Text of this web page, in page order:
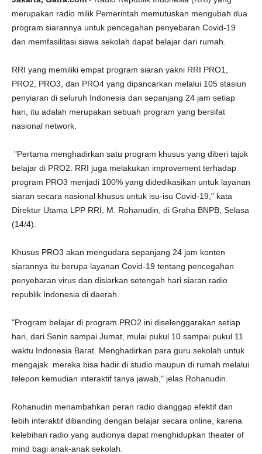
merupakan radio milik Pemerintah memutuskan mengubah dua
program siarannya untuk pencegahan penyebaran Covid-19
dan memfasilitasi siswa sekolah dapat belajar dari rumah.
RRI yang memiliki empat program siaran yakni RRI PRO1,
PRO2, PRO3, dan PRO4 yang dipancarkan melalui 105 stasiun
penyiaran di seluruh Indonesia dan sepanjang 24 jam setiap
hari, itu adalah merupakan sebuah program yang bersifat
nasional network.
"Pertama menghadirkan satu program khusus yang diberi tajuk
belajar di PRO2. RRI juga melakukan improvement terhadap
program PRO3 menjadi 100% yang didedikasikan untuk layanan
siaran secara nasional khusus untuk isu-isu Covid-19," kata
Direktur Utama LPP RRI, M. Rohanudin, di Graha BNPB, Selasa
(14/4).
Khusus PRO3 akan mengudara sepanjang 24 jam konten
siarannya itu berupa layanan Covid-19 tentang pencegahan
penyebaran virus dan disiarkan setengah hari siaran radio
republik Indonesia di daerah.
"Program belajar di program PRO2 ini diselenggarakan setiap
hari, dari Senin sampai Jumat, mulai pukul 10 sampai pukul 11
waktu Indonesia Barat. Menghadirkan para guru sekolah untuk
mengajak mereka bisa hadir di studio maupun di rumah melalui
telepon kemudian interaktif tanya jawab," jelas Rohanudin.
Rohanudin menambahkan peran radio dianggap efektif dan
lebih interaktif dibanding dengan belajar secara online, karena
kelebihan radio yang audionya dapat menghidupkan theater of
mind bagi anak-anak sekolah.